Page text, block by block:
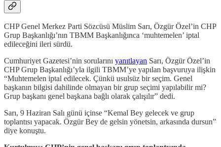
CHP Genel Merkez Parti Sözcüsü Müslim Sarı, Özgür Özel’in CHP
Grup Başkanlığı’nın TBMM Başkanlığınca ‘muhtemelen’ iptal
edileceğini ileri sürdü.
Cumhuriyet Gazetesi’nin sorularını yanıtlayan Sarı, Özgür Özel’in
CHP Grup Başkanlığı’yla ilgili TBMM’ye yapılan başvuruya ilişkin
“Muhtemelen iptal edilecek. Çünkü usulsüz bir seçim. Genel
başkanın bilgisi dahilinde olmayan bir grup seçimi yapılabilir mi?
Grup başkanı genel başkana bağlı olarak çalışılır” dedi.
Sarı, 9 Haziran Salı günü içinse “Kemal Bey gelecek ve grup
toplantısı yapacak. Özgür Bey de gelsin yönetsin, arkasında dursun”
diye konuştu.